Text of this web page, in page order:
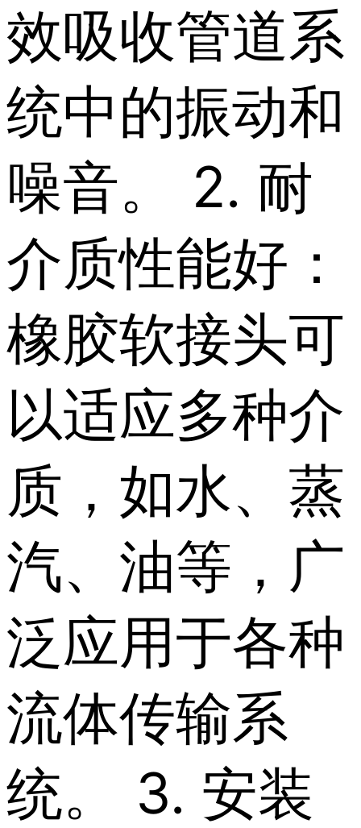
效吸收管道系
统中的振动和
噪音。 2. 耐
介质性能好：
橡胶软接头可
以适应多种介
质，如水、蒸
汽、油等，广
泛应用于各种
流体传输系
统。 3. 安装